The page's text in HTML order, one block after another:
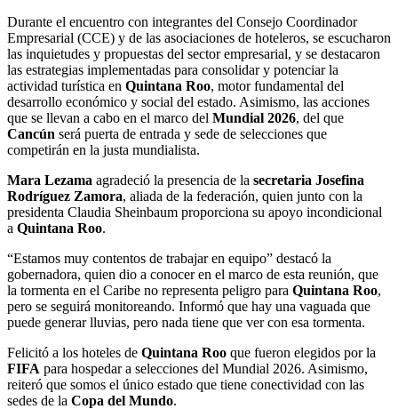
Durante el encuentro con integrantes del Consejo Coordinador
Empresarial (CCE) y de las asociaciones de hoteleros, se escucharon
las inquietudes y propuestas del sector empresarial, y se destacaron
las estrategias implementadas para consolidar y potenciar la
actividad turística en Quintana Roo, motor fundamental del
desarrollo económico y social del estado. Asimismo, las acciones
que se llevan a cabo en el marco del Mundial 2026, del que
Cancún será puerta de entrada y sede de selecciones que
competirán en la justa mundialista.
Mara Lezama agradeció la presencia de la secretaria Josefina
Rodríguez Zamora, aliada de la federación, quien junto con la
presidenta Claudia Sheinbaum proporciona su apoyo incondicional
a Quintana Roo.
“Estamos muy contentos de trabajar en equipo” destacó la
gobernadora, quien dio a conocer en el marco de esta reunión, que
la tormenta en el Caribe no representa peligro para Quintana Roo,
pero se seguirá monitoreando. Informó que hay una vaguada que
puede generar lluvias, pero nada tiene que ver con esa tormenta.
Felicitó a los hoteles de Quintana Roo que fueron elegidos por la
FIFA para hospedar a selecciones del Mundial 2026. Asimismo,
reiteró que somos el único estado que tiene conectividad con las
sedes de la Copa del Mundo.